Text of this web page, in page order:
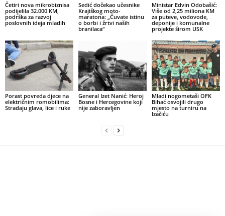
Četiri nova mikrobiznisa
podijelila 32.000 KM,
podrška za razvoj
poslovnih ideja mladih
Sedić dočekao učesnike
Krajiškog moto-
maratona: „Čuvate istinu
o borbi i žrtvi naših
branilaca“
Ministar Edvin Odobašić:
Više od 2,25 miliona KM
za puteve, vodovode,
deponije i komunalne
projekte širom USK
Porast povreda djece na
električnim romobilima:
Stradaju glava, lice i ruke
General Izet Nanić: Heroj
Bosne i Hercegovine koji
nije zaboravljen
Mladi nogometaši OFK
Bihać osvojili drugo
mjesto na turniru na
Izačiću